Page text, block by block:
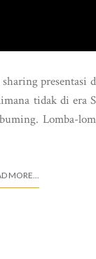
presentasi
tidak di era
Lomba-
MORE...